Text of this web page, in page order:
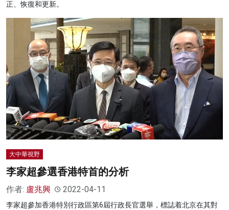
正、恢復和更新。
大中華視野
李家超參選香港特首的分析
作者: 盧兆興 2022-04-11
李家超參加香港特別行政區第6屆行政長官選舉，標誌着北京在其對